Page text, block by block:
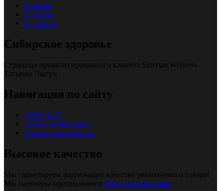
Каталог
Команда
Контакты
Сибирское здоровье
Страница привилегированного клиента Siberian Wellness
Татьяны Лыгун
Навигация по сайту
ANTI AGE
Детокс и очищение
Сильный иммунитет
Высокое качество
Мы гарантируем надлежащее качество реализуемого товара!
Мы партнёры официального Интернет-магазина